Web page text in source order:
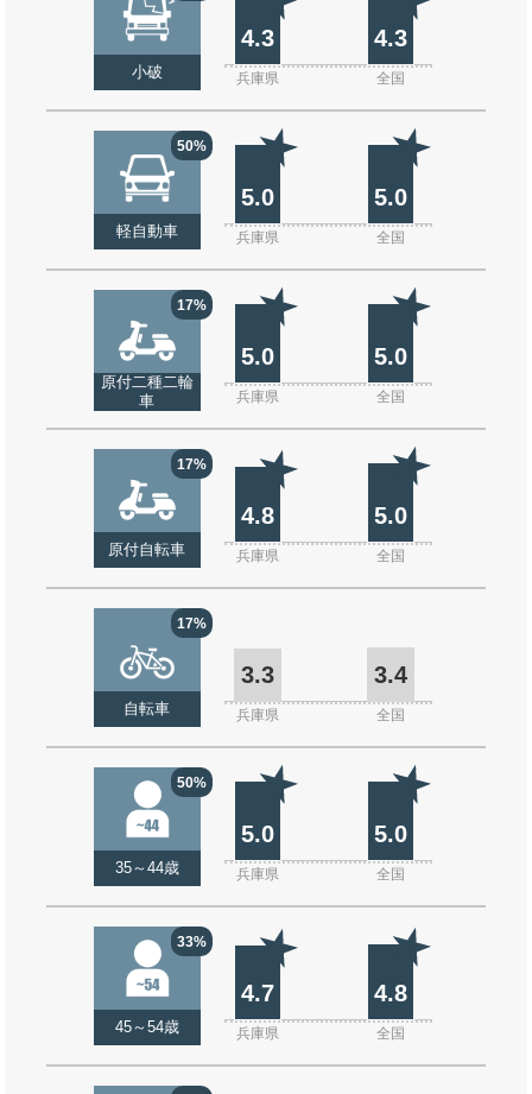
小破
4.3 4.3
兵庫県 全国
50%
軽自動車
5.0 5.0
兵庫県 全国
17%
原付二種二輪
車
5.0 5.0
兵庫県 全国
17%
原付自転車
4.8 5.0
兵庫県 全国
17%
自転車
3.3 3.4
兵庫県 全国
50%
35～44歳
5.0 5.0
兵庫県 全国
33%
45～54歳
4.7 4.8
兵庫県 全国